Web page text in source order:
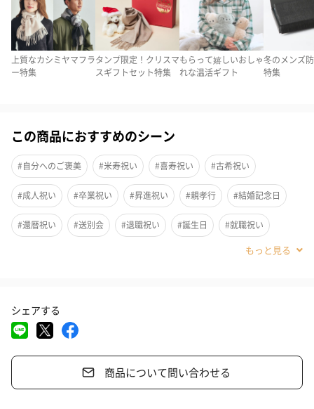
周りにこんな方いらっしゃいませんか
こだわりの安心軽量設計
コンパクトで持ち運びもしやすく、作業をしながら・移動をしな
がらなど、"ながら"ケアができるので、時間を有効活用できるの
大切な方の身体を気遣うという意味で、特にお母様や奥様へのギ
上質なカシミヤマフラ
ー特集
タンプ限定！クリスマ
スギフトセット特集
もらって嬉しいおしゃ
れな温活ギフト
冬のメンズ
特集
この商品におすすめのシーン
#自分へのご褒美 #米寿祝い #喜寿祝い #古希祝い
#成人祝い #卒業祝い #昇進祝い #親孝行 #結婚記念日
#還暦祝い #送別会 #退職祝い #誕生日 #就職祝い
#バレンタイン
#義父 #弟
#部下女性
#親戚女性 #女子中学生 #女子高校生
シェアする
商品について問い合わせる